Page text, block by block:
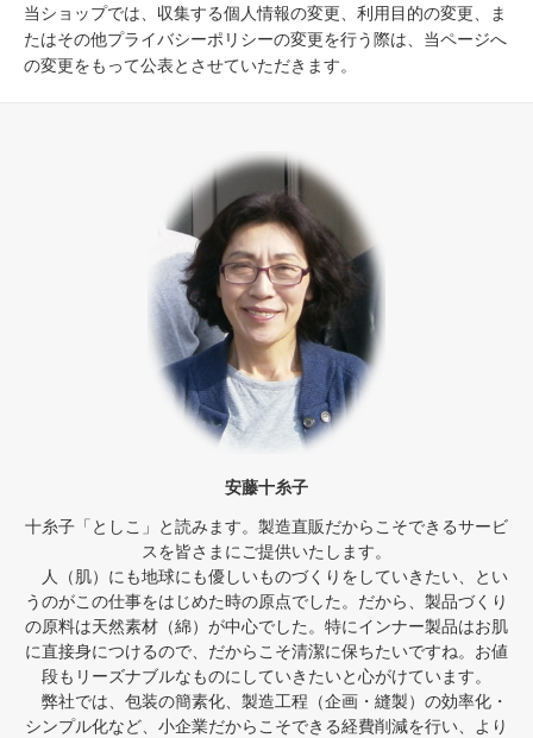
当ショップでは、収集する個人情報の変更、利用目的の変更、ま
たはその他プライバシーポリシーの変更を行う際は、当ページへ
の変更をもって公表とさせていただきます。
安藤十糸子
十糸子「としこ」と読みます。製造直販だからこそできるサービ
スを皆さまにご提供いたします。
人（肌）にも地球にも優しいものづくりをしていきたい、とい
うのがこの仕事をはじめた時の原点でした。だから、製品づくり
の原料は天然素材（綿）が中心でした。特にインナー製品はお肌
に直接身につけるので、だからこそ清潔に保ちたいですね。お値
段もリーズナブルなものにしていきたいと心がけています。
弊社では、包装の簡素化、製造工程（企画・縫製）の効率化・
シンプル化など、小企業だからこそできる経費削減を行い、より